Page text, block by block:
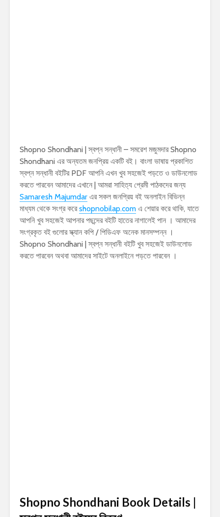
Shopno Shondhani | স্বপ্ন সন্ধানী – সমরেশ মজুমদার Shopno
Shondhani এর অন্যতম জনপ্রিয় একটি বই। বাংলা ভাষায় প্রকাশিত
স্বপ্ন সন্ধানী বইটির PDF আপনি এখন খুব সহজেই পড়তে ও ডাউনলোড
করতে পারবেন আমাদের এখানে | আমরা সাহিত্য প্রেমী পাঠকদের জন্য
Samaresh Majumdar এর সকল জনপ্রিয় বই অনলাইন বিভিন্ন
মাধ্যম থেকে সংগ্র করেshopnobilap.com এ শেয়ার করে থাকি, যাতে
আপনি খুব সহজেই আপনার পছন্দের বইটি হাতের নাগালেই পান । আমাদের
সংগ্রকৃত বই গুলোর স্ক্যান কপি / পিডিএফ অনেক মানসম্পন্ন ।
Shopno Shondhani | স্বপ্ন সন্ধানী বইটি খুব সহজেই ডাউনলোড
করতে পারবেন অথবা আমাদের সাইটে অনলাইনে পড়তে পারবেন ।
Shopno Shondhani Book Details |